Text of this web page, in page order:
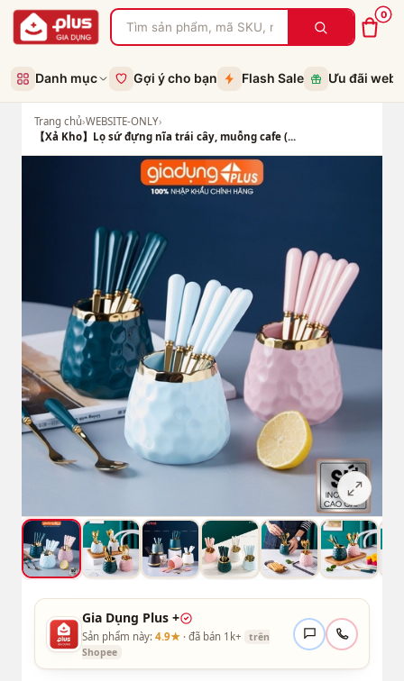
0
Danh mục Gợi ý cho bạn Flash Sale Ưu đãi web
Trang chủ›WEBSITE-ONLY›
【Xả Kho】Lọ sứ đựng nĩa trái cây, muỗng cafe (...
Gia Dụng Plus +
Sản phẩm này: 4.9★· đã bán 1k+
trên
Shopee